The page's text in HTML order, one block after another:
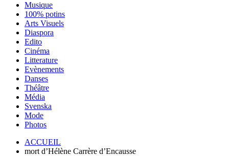
Musique
100% potins
Arts Visuels
Diaspora
Edito
Cinéma
Litterature
Evènements
Danses
Théâtre
Média
Svenska
Mode
Photos
ACCUEIL
mort d’Hélène Carrère d’Encausse